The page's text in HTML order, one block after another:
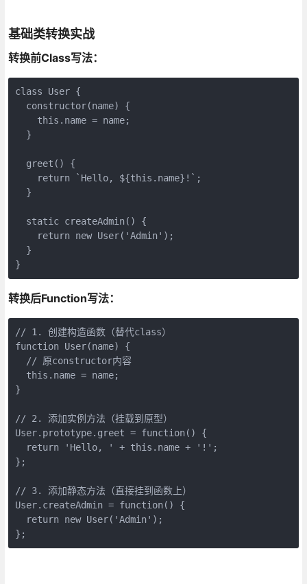
基础类转换实战
转换前Class写法：
class User {
  constructor(name) {
    this.name = name;
  }
  greet() {
    return `Hello, ${this.name}!`;
  }
  static createAdmin() {
    return new User('Admin');
  }
}
转换后Function写法：
// 1. 创建构造函数（替代class）
function User(name) {
  // 原constructor内容
  this.name = name;
}
// 2. 添加实例方法（挂载到原型）
User.prototype.greet = function() {
  return 'Hello, ' + this.name + '!';
};
// 3. 添加静态方法（直接挂到函数上）
User.createAdmin = function() {
  return new User('Admin');
};